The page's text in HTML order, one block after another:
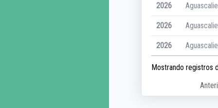
2026
2026
2026
Mostrando registros